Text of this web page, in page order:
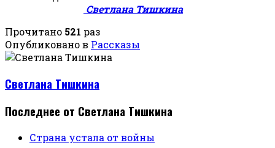
Светлана Тишкина
Прочитано 521 раз
Опубликовано в Рассказы
Светлана Тишкина
Последнее от Светлана Тишкина
Страна устала от войны